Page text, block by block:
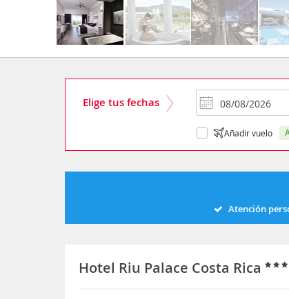
Elige tus fechas
Añadir vuelo
Atención
Hotel Riu Palace Costa Rica